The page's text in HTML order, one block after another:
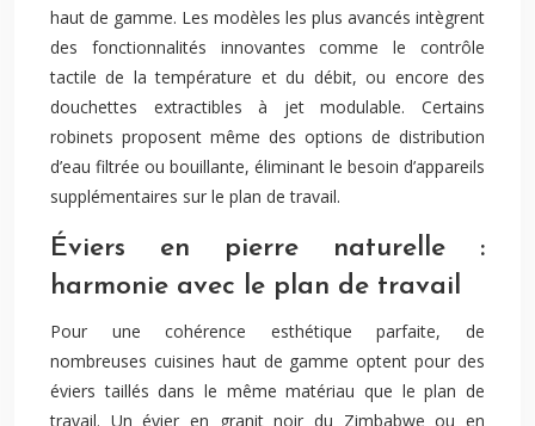
haut de gamme. Les modèles les plus avancés intègrent
des fonctionnalités innovantes comme le contrôle
tactile de la température et du débit, ou encore des
douchettes extractibles à jet modulable. Certains
robinets proposent même des options de distribution
d’eau filtrée ou bouillante, éliminant le besoin d’appareils
supplémentaires sur le plan de travail.
Éviers en pierre naturelle :
harmonie avec le plan de travail
Pour une cohérence esthétique parfaite, de
nombreuses cuisines haut de gamme optent pour des
éviers taillés dans le même matériau que le plan de
travail. Un évier en granit noir du Zimbabwe ou en